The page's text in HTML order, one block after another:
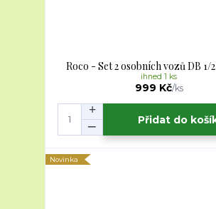
Roco - Set 2 osobních vozů DB 1/
999 Kč/ks
ihned 1 ks
Přidat do
Novinka